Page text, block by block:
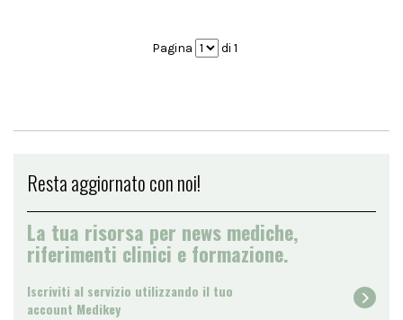
Pagina di 1
Resta aggiornato con noi!
La tua risorsa per news mediche,
riferimenti clinici e formazione.
Iscriviti al servizio utilizzando il tuo
account Medikey